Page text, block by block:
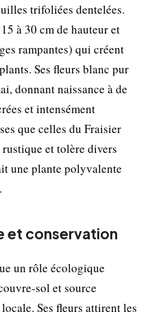
trifoliées dentelées.
à 30 cm de hauteur et
rampantes) qui créent
Ses fleurs blanc pur
donnant naissance à de
et intensément
que celles du Fraisier
rustique et tolère divers
une plante polyvalente
et conservation
un rôle écologique
sol et source
Ses fleurs attirent les